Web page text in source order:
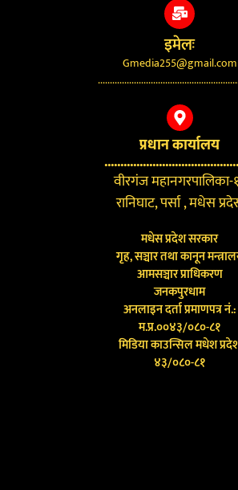
इमेलः
Gmedia255@gmail.com
प्रधान कार्यालय
वीरगंज महानगरपालिका-
रानिघाट, पर्सा , मधेस
मधेस प्रदेश सरकार
गृह, सञ्चार तथा कानून
आमसञ्चार प्राधिकरण
जनकपुरधाम
अनलाइन दर्ता प्रमाणपत्र नं.:
म.प्र.००४३/०८०-८१
मिडिया काउन्सिल मधेश
४३/०८०-८१